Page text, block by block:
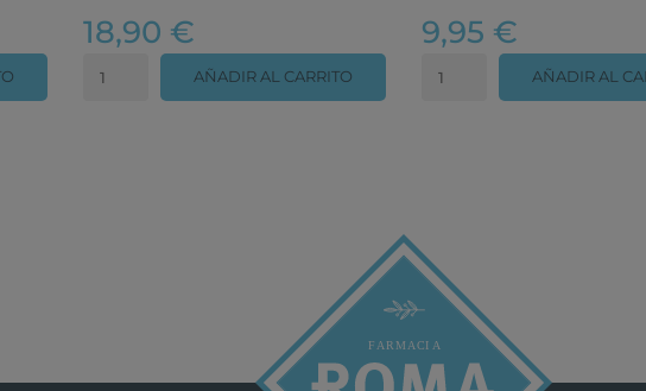
18,90 €
AÑADIR AL CARRITO
9,95 €
AÑADIR AL